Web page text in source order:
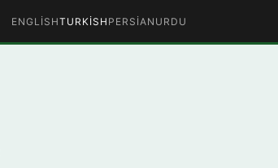
ENGLISHTURKISH PERSIAN URDU